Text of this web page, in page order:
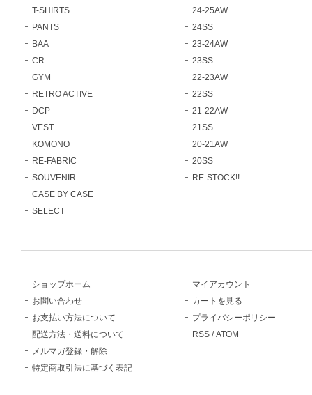
T-SHIRTS
PANTS
BAA
CR
GYM
RETRO ACTIVE
DCP
VEST
KOMONO
RE-FABRIC
SOUVENIR
CASE BY CASE
SELECT
24-25AW
24SS
23-24AW
23SS
22-23AW
22SS
21-22AW
21SS
20-21AW
20SS
RE-STOCK!!
ショップホーム
お問い合わせ
お支払い方法について
配送方法・送料について
メルマガ登録・解除
特定商取引法に基づく表記
マイアカウント
カートを見る
プライバシーポリシー
RSS /ATOM